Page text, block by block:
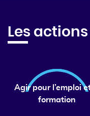
Les
Agir pour l’emploi
formation